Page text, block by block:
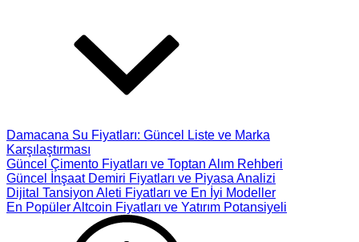
Damacana Su Fiyatları: Güncel Liste ve Marka
Karşılaştırması
Güncel Çimento Fiyatları ve Toptan Alım Rehberi
Güncel İnşaat Demiri Fiyatları ve Piyasa Analizi
Dijital Tansiyon Aleti Fiyatları ve En İyi Modeller
En Popüler Altcoin Fiyatları ve Yatırım Potansiyeli